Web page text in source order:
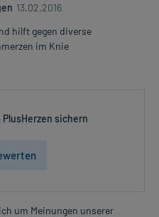
13.02.2016
hilft gegen diverse
im Knie
sichern
um Meinungen unserer